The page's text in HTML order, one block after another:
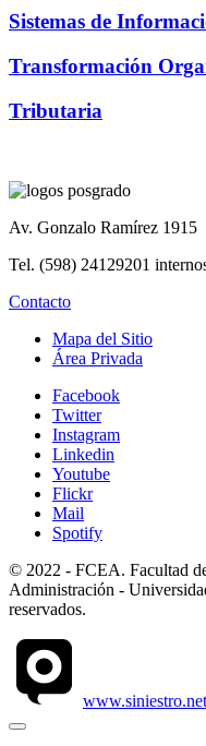
Sistemas de
Transformación
Tributaria
Av. Gonzalo Ramírez 1915
Tel. (598) 24129201
Contacto
Mapa del Sitio
Área Privada
Facebook
Twitter
Instagram
Linkedin
Youtube
Flickr
Mail
Spotify
© 2022 - FCEA. Facultad
Administración -
reservados.
www.siniestro.net